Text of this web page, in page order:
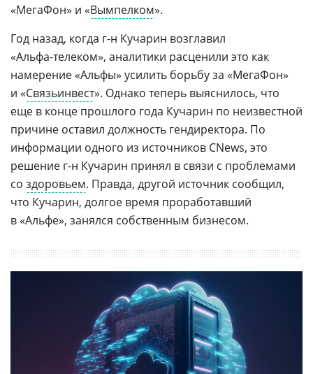
«МегаФон» и «Вымпелком».
Год назад, когда г-н Кучарин возглавил
«Альфа-телеком», аналитики расценили это как
намерение «Альфы» усилить борьбу за «МегаФон»
и «Связьинвест». Однако теперь выяснилось, что
еще в конце прошлого года Кучарин по неизвестной
причине оставил должность гендиректора. По
информации одного из источников CNews, это
решение г-н Кучарин принял в связи с проблемами
со здоровьем. Правда, другой источник сообщил,
что Кучарин, долгое время проработавший
в «Альфе», занялся собственным бизнесом.